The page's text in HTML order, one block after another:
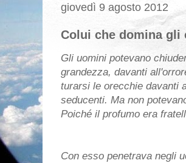
giovedì 9 agosto 2012
Colui che domina
Gli uomini potevano
grandezza, davanti
turarsi le orecchie davanti
seducenti. Ma non
Poiché il profumo era
Con esso penetrava negli